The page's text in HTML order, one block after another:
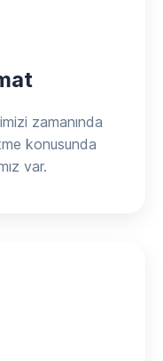
zamanında
konusunda
var.